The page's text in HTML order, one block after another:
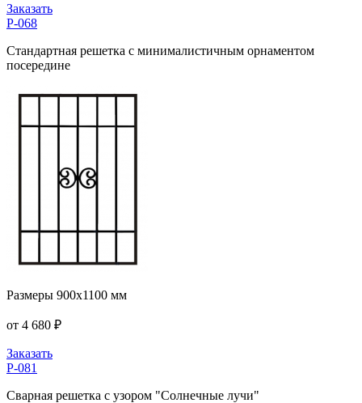
Заказать
Р-068
Стандартная решетка с минималистичным орнаментом
посередине
Размеры 900x1100 мм
от 4 680 ₽
Заказать
P-081
Сварная решетка с узором "Солнечные лучи"